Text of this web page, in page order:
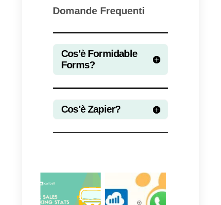
Quando viene attivato uno zap,
specifica, come la creazione di
nuovo contatto in un CRM.
Nel caso in cui il tuo team IT non
abbia la capacità di implementare
risparmiare tempo cruciale, puoi
scegliere di utilizzare